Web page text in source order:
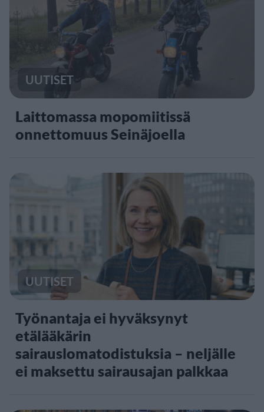
UUTISET
Laittomassa mopomiitissä
onnettomuus Seinäjoella
UUTISET
Työnantaja ei hyväksynyt
etälääkärin
sairauslomatodistuksia – neljälle
ei maksettu sairausajan palkkaa